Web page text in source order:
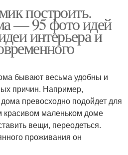
построить.
— 95 фото идей
интерьера и
бывают весьма удобны и
причин. Например,
превосходно подойдет для
красивом маленьком доме
вещи, переодеться.
проживания он